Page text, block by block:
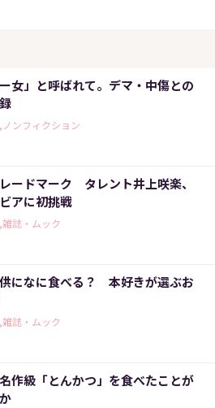
ー女」と呼ばれて。デマ・中傷との
ノンフィクション
ードマーク タレント井上咲楽、
アに初挑戦
誌・ムック
になに食べる？ 本好きが選ぶお
誌・ムック
作級「とんかつ」を食べたことが